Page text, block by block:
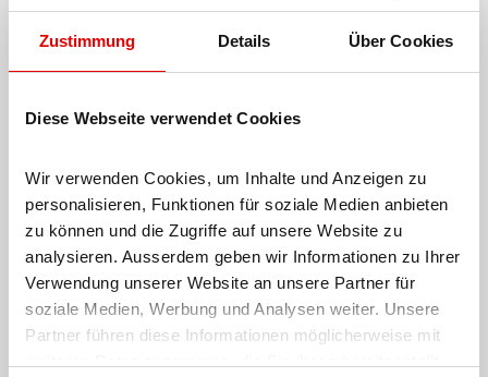
Zustimmung Details Über Cookies
Diese Webseite verwendet Cookies
Wir verwenden Cookies, um Inhalte und Anzeigen zu
personalisieren, Funktionen für soziale Medien anbieten
zu können und die Zugriffe auf unsere Website zu
analysieren. Ausserdem geben wir Informationen zu Ihrer
Verwendung unserer Website an unsere Partner für
soziale Medien, Werbung und Analysen weiter. Unsere
Partner führen diese Informationen möglicherweise mit